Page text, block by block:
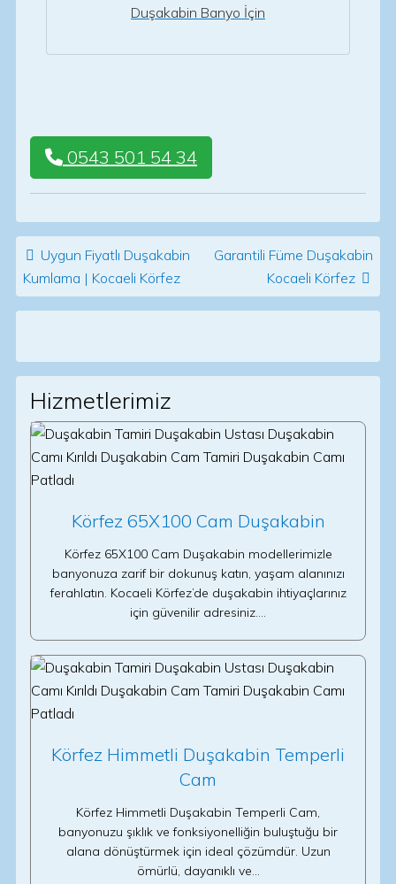
Duşakabin Banyo İçin
0543 501 54 34
Post navigation
Uygun Fiyatlı Duşakabin
Kumlama | Kocaeli Körfez
Garantili Füme Duşakabin
Kocaeli Körfez
Hizmetlerimiz
Körfez 65X100 Cam Duşakabin
Körfez 65X100 Cam Duşakabin modellerimizle
banyonuza zarif bir dokunuş katın, yaşam alanınızı
ferahlatın. Kocaeli Körfez’de duşakabin ihtiyaçlarınız
için güvenilir adresiniz.…
Körfez Himmetli Duşakabin Temperli
Cam
Körfez Himmetli Duşakabin Temperli Cam,
banyonuzu şıklık ve fonksiyonelliğin buluştuğu bir
alana dönüştürmek için ideal çözümdür. Uzun
ömürlü, dayanıklı ve…